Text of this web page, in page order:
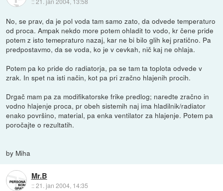
No, se prav, da je pol voda tam samo zato, da odvede temperaturo
od proca. Ampak nekdo more potem ohladit to vodo, kr čene pride
potem z isto temepraturo nazaj, kar ne bi bilo glih kej pratično. Pa
predpostavmo, da se voda, ko je v cevkah, nič kaj ne ohlaja.
Potem pa ko pride do radiatorja, pa se tam ta toplota odvede v
zrak. In spet na isti način, kot pa pri zračno hlajenih procih.
Drgač mam pa za modifikatorske frike predlog; naredte zračno in
vodno hlajenje proca, pr obeh sistemih naj ima hladilnik/radiator
enako površino, material, pa enka ventilator za hlajenje. Potem pa
poročajte o rezultatih.
by Miha
Mr.B
::21. jan 2004, 14:35